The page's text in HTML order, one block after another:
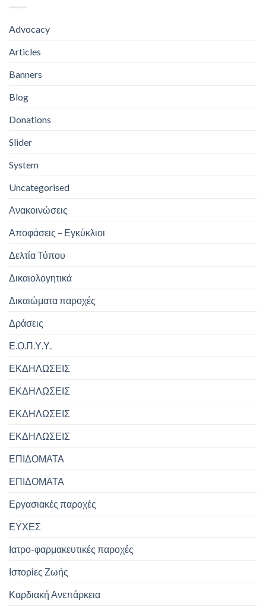
Advocacy
Articles
Banners
Blog
Donations
Slider
System
Uncategorised
Ανακοινώσεις
Αποφάσεις – Εγκύκλιοι
Δελτία Τύπου
Δικαιολογητικά
Δικαιώματα παροχές
Δράσεις
Ε.Ο.Π.Υ.Υ.
ΕΚΔΗΛΩΣΕΙΣ
ΕΚΔΗΛΩΣΕΙΣ
ΕΚΔΗΛΩΣΕΙΣ
ΕΚΔΗΛΩΣΕΙΣ
ΕΠΙΔΟΜΑΤΑ
ΕΠΙΔΟΜΑΤΑ
Εργασιακές παροχές
ΕΥΧΕΣ
Ιατρο-φαρμακευτικές παροχές
Ιστορίες Ζωής
Καρδιακή Ανεπάρκεια